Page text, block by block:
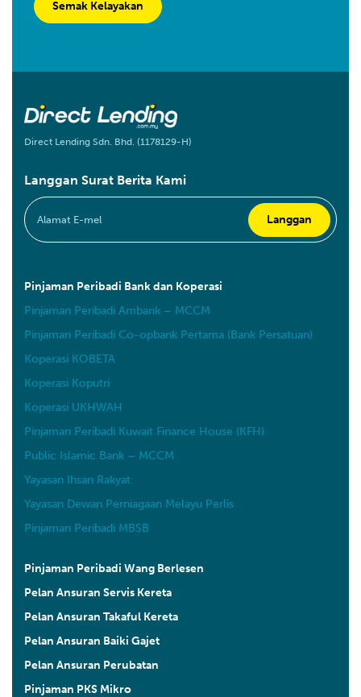
Semak Kelayakan
Direct Lending Sdn. Bhd. (1178129-H)
Langgan Surat Berita Kami
Pinjaman Peribadi Bank dan Koperasi
Pinjaman Peribadi Ambank – MCCM
Pinjaman Peribadi Co-opbank Pertama (Bank Persatuan)
Koperasi KOBETA
Koperasi Koputri
Koperasi UKHWAH
Pinjaman Peribadi Kuwait Finance House (KFH)
Public Islamic Bank – MCCM
Yayasan Ihsan Rakyat
Yayasan Dewan Perniagaan Melayu Perlis
Pinjaman Peribadi MBSB
Pinjaman Peribadi Wang Berlesen
Pelan Ansuran Servis Kereta
Pelan Ansuran Takaful Kereta
Pelan Ansuran Baiki Gajet
Pelan Ansuran Perubatan
Pinjaman PKS Mikro